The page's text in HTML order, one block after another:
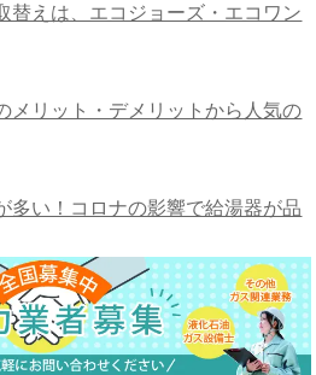
替えは、エコジョーズ・エコワン
メリット・デメリットから人気の
多い！コロナの影響で給湯器が品